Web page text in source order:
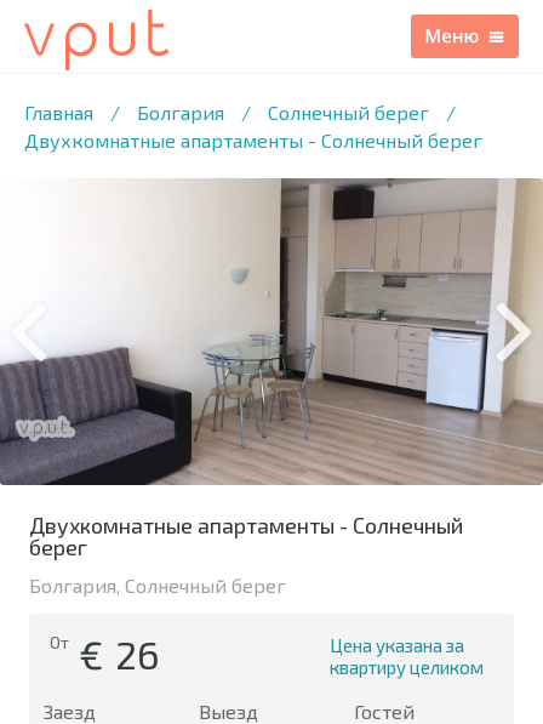
Главная / Болгария / Солнечный берег
/
Двухкомнатные апартаменты - Солнечный берег
/13 ФОТО
Двухкомнатные апартаменты - Солнечный
берег
Болгария, Солнечный берег
От € 26
Цена указана за
квартиру целиком
Заезд Выезд Гостей